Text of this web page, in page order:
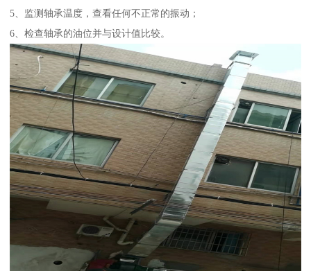
5、监测轴承温度，查看任何不正常的振动；
6、检查轴承的油位并与设计值比较。